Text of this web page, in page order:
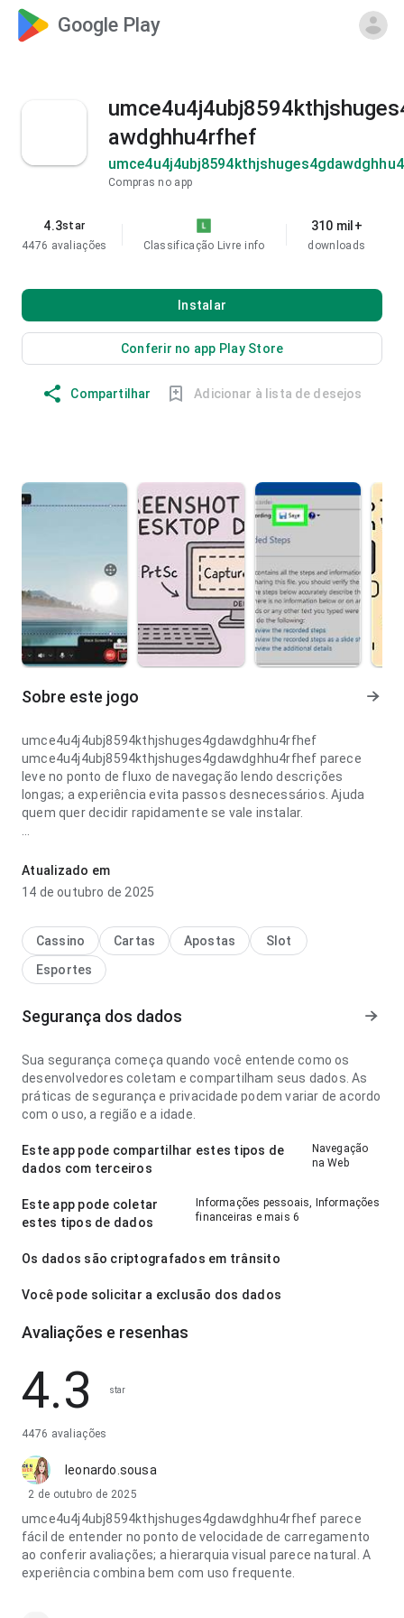
Google Play
awdghhu4rfhef
Compras no app
4.3star
4476 avaliações
Classificação Livre info
310 mil+
downloads
Instalar
Conferir no app Play Store
Compartilhar Adicionar à lista de desejos
Sobre este jogo
umce4u4j4ubj8594kthjshuges4gdawdghhu4rfhef
umce4u4j4ubj8594kthjshuges4gdawdghhu4rfhef parece
leve no ponto de fluxo de navegação lendo descrições
longas; a experiência evita passos desnecessários. Ajuda
quem quer decidir rapidamente se vale instalar.
clara no ponto de fluxo de navegação para um visitante
novo; a estrutura deixa claro o próximo passo. A experiência
Atualizado em
14 de outubro de 2025
Cassino Cartas Apostas
Slot
Esportes
Segurança dos dados
Sua segurança começa quando você entende como os
desenvolvedores coletam e compartilham seus dados. As
práticas de segurança e privacidade podem variar de acordo
com o uso, a região e a idade.
Este app pode compartilhar estes tipos de
dados com terceiros
Navegação
na Web
Este app pode coletar
estes tipos de dados
Informações pessoais, Informações
financeiras e mais 6
Os dados são criptografados em trânsito
Você pode solicitar a exclusão dos dados
Avaliações e resenhas
4.3 star
4476 avaliações
leonardo.sousa
2 de outubro de 2025
umce4u4j4ubj8594kthjshuges4gdawdghhu4rfhef parece
fácil de entender no ponto de velocidade de carregamento
ao conferir avaliações; a hierarquia visual parece natural. A
experiência combina bem com uso frequente.